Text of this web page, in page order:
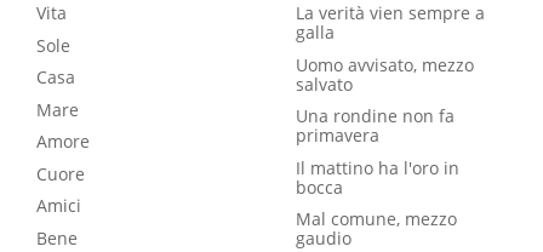
Vita
Sole
Casa
Mare
Amore
Cuore
Amici
Bene
La verità vien sempre a
galla
Uomo avvisato, mezzo
salvato
Una rondine non fa
primavera
Il mattino ha l'oro in
bocca
Mal comune, mezzo
gaudio